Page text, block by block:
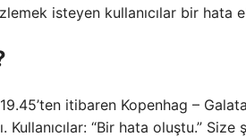
isteyen kullanıcılar bir hata
itibaren Kopenhag –
Kullanıcılar: “Bir hata oluştu.”